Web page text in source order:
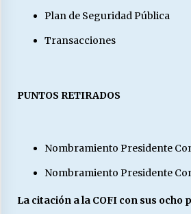
Plan de Seguridad Pública
Transacciones
PUNTOS RETIRADOS
Nombramiento Presidente
Nombramiento Presidente
La citación a la COFI con sus ocho